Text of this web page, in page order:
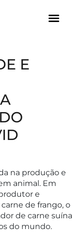
E
na produção e
animal. Em
e
de frango, o
de carne suína
do mundo.